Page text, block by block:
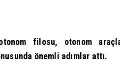
filosu, otonom
önemli adımlar attı.